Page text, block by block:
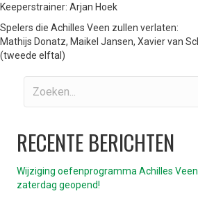
Keeperstrainer: Arjan Hoek
Spelers die Achilles Veen zullen verlaten:
Mathijs Donatz, Maikel Jansen, Xavier van
(tweede elftal)
RECENTE BERICHTEN
Wijziging oefenprogramma Achilles
zaterdag geopend!